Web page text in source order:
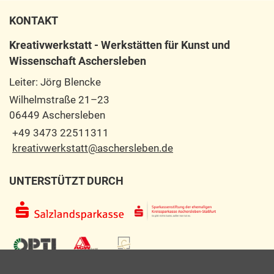
KONTAKT
Kreativwerkstatt - Werkstätten für Kunst und
Wissenschaft Aschersleben
Leiter: Jörg Blencke
Wilhelmstraße 21–23
06449 Aschersleben
+49 3473 22511311
kreativwerkstatt@aschersleben.de
UNTERSTÜTZT DURCH